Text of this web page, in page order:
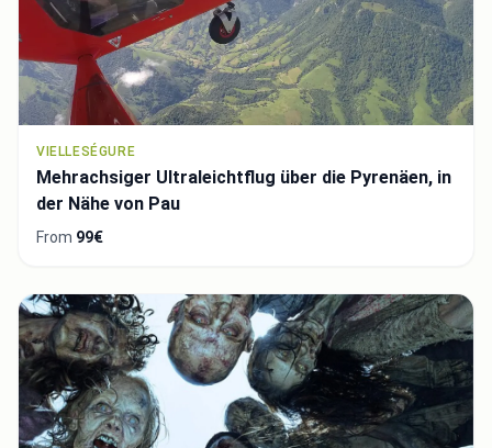
VIELLESÉGURE
Mehrachsiger Ultraleichtflug über die Pyrenäen, in
der Nähe von Pau
From 99€